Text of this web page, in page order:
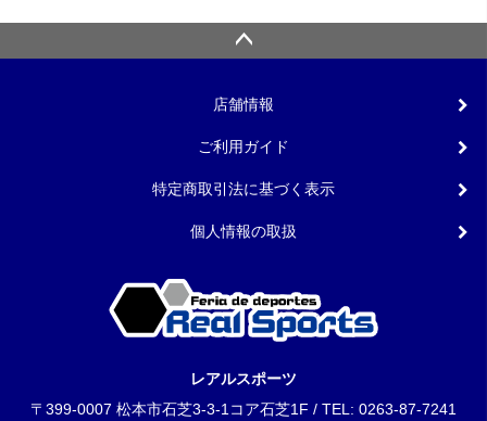
店舗情報
ご利用ガイド
特定商取引法に基づく表示
個人情報の取扱
レアルスポーツ
〒399-0007 松本市石芝3-3-1コア石芝1F / TEL: 0263-87-7241